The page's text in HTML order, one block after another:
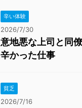
辛い体験
2026/7/30
意地悪な上司と同
辛かった仕事
貧乏
2026/7/16